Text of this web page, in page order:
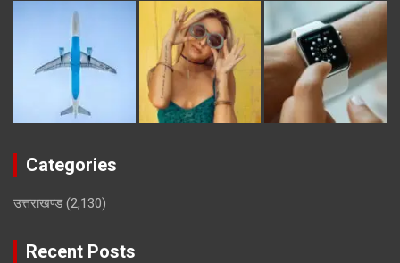
Categories
उत्तराखण्ड(2,130)
Recent Posts